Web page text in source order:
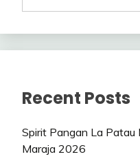
Recent Posts
Spirit Pangan La Patau
Maraja 2026